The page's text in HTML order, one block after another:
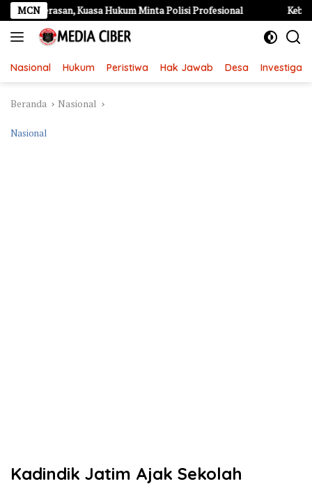
Langsung
ke
konten
MCNKuasa Hukum Minta Polisi Profesional Kebakaran
Nasional Hukum Peristiwa Hak Jawab Desa Investigasi
Beranda Nasional
Nasional
Kadindik Jatim Ajak Sekolah